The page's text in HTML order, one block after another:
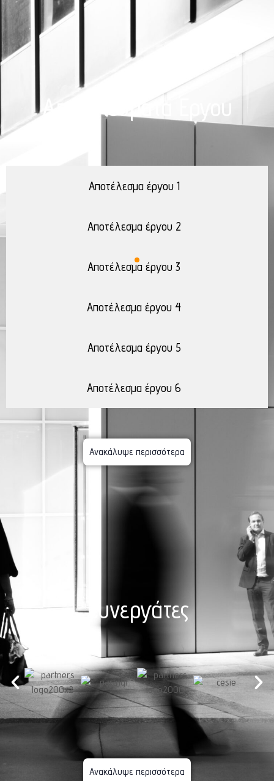
Αποτελέσματα Έργου
Αποτέλεσμα έργου 1
Αποτέλεσμα έργου 2
Αποτέλεσμα έργου 3
Αποτέλεσμα έργου 4
Αποτέλεσμα έργου 5
Αποτέλεσμα έργου 6
Ανακάλυψε περισσότερα
Συνεργάτες
Ανακάλυψε περισσότερα